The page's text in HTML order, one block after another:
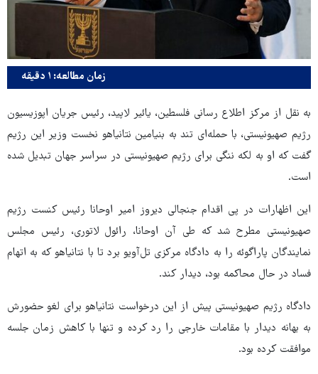
زمان مطالعه: ۱ دقیقه
به نقل از مرکز اطلاع رسانی فلسطین، یائیر لاپید، رئیس جریان اپوزیسیون
رژیم صهیونیستی، با حمله‌ای تند به بنیامین نتانیاهو نخست وزیر این رژیم
گفت که او به لکه ننگی برای رژیم صهیونیستی در سراسر جهان تبدیل شده
است.
این اظهارات در پی اقدام جنجالی دیروز امیر اوحانا رئیس کنست رژیم
صهیونیستی مطرح شد که طی آن اوحانا، رائول لاتوری، رئیس مجلس
نمایندگان پاراگوئه را به دادگاه مرکزی تل‌آویو برد تا با نتانیاهو که به اتهام
فساد در حال محاکمه بود، دیدار کند.
‌دادگاه رژیم صهیونیستی پیش از این درخواست نتانیاهو برای لغو حضورش
به بهانه دیدار با مقامات خارجی را رد کرده و تنها با کاهش زمان جلسه
موافقت کرده بود.